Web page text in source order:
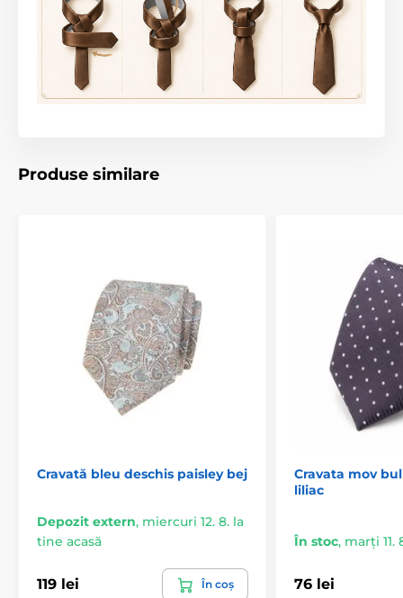
Produse similare
Cravată bleu deschis paisley bej
Depozit extern, miercuri 12. 8. la
tine acasă
119 lei În coș
Cravata mov
liliac
În stoc, marți 11.
76 lei